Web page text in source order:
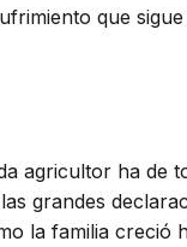
que
agricultor ha
grandes
la familia